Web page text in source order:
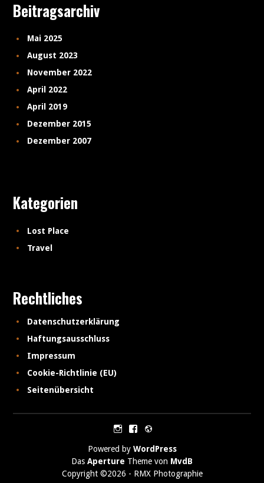
Beitragsarchiv
Mai 2025
August 2023
November 2022
April 2022
April 2019
Dezember 2015
Dezember 2007
Kategorien
Lost Place
Travel
Rechtliches
Datenschutzerklärung
Haftungsausschluss
Impressum
Cookie-Richtlinie (EU)
Seitenübersicht
Instagram
Facebook
Powered by WordPress
Das Aperture Theme von MvdB
Copyright ©2026 - RMX Photographie